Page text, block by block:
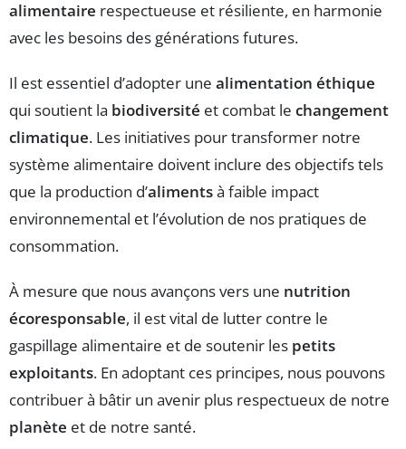
alimentaire respectueuse et résiliente, en harmonie
avec les besoins des générations futures.
Il est essentiel d’adopter une alimentation éthique
qui soutient la biodiversité et combat le changement
climatique. Les initiatives pour transformer notre
système alimentaire doivent inclure des objectifs tels
que la production d’alimentsà faible impact
environnemental et l’évolution de nos pratiques de
consommation.
À mesure que nous avançons vers une nutrition
écoresponsable, il est vital de lutter contre le
gaspillage alimentaire et de soutenir les petits
exploitants. En adoptant ces principes, nous pouvons
contribuer à bâtir un avenir plus respectueux de notre
planète et de notre santé.